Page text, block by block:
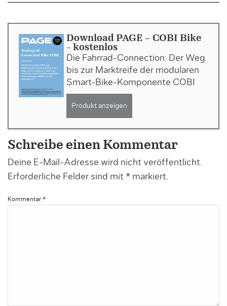
Download PAGE - COBI Bike
- kostenlos
Die Fahrrad-Connection: Der Weg
bis zur Marktreife der modularen
Smart-Bike-Komponente COBI
Produkt anzeigen
Schreibe einen Kommentar
Deine E-Mail-Adresse wird nicht veröffentlicht.
Erforderliche Felder sind mit * markiert.
Kommentar *